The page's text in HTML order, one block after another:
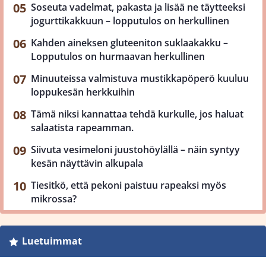
Soseuta vadelmat, pakasta ja lisää ne täytteeksi
jogurttikakkuun – lopputulos on herkullinen
Kahden aineksen gluteeniton suklaakakku –
Lopputulos on hurmaavan herkullinen
Minuuteissa valmistuva mustikkapöperö kuuluu
loppukesän herkkuihin
Tämä niksi kannattaa tehdä kurkulle, jos haluat
salaatista rapeamman.
Siivuta vesimeloni juustohöylällä – näin syntyy
kesän näyttävin alkupala
Tiesitkö, että pekoni paistuu rapeaksi myös
mikrossa?
Luetuimmat